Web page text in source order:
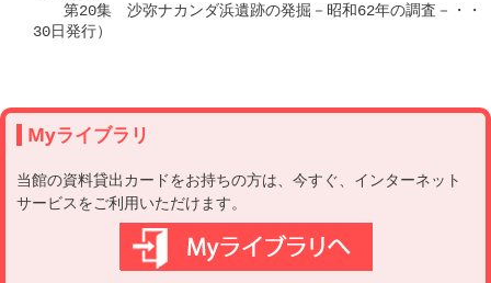
第20集　沙弥ナカンダ浜遺跡の発掘－昭和62年の調査－・・
30日発行）
Myライブラリ
当館の資料貸出カードをお持ちの方は、今すぐ、インターネット
サービスをご利用いただけます。